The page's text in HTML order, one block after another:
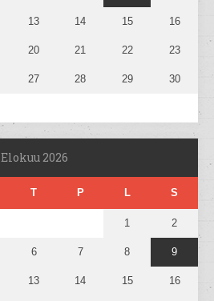
13 14 15 16
20 21 22 23
27 28 29 30
Elokuu 2026
T P L S
1 2
6 7 8 9
13 14 15 16